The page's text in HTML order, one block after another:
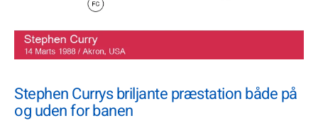
Stephen Currys briljante præstation både på
og uden for banen